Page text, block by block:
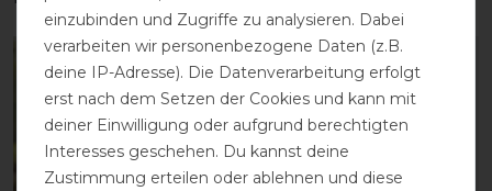
-13% -13%
einzubinden und Zugriffe zu analysieren. Dabei
verarbeiten wir personenbezogene Daten (z.B.
deine IP-Adresse). Die Datenverarbeitung erfolgt
erst nach dem Setzen der Cookies und kann mit
deiner Einwilligung oder aufgrund berechtigten
Interesses geschehen. Du kannst deine
Zustimmung erteilen oder ablehnen und diese